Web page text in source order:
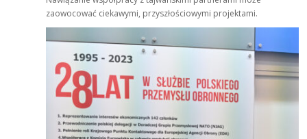
zaowocować ciekawymi, przyszłościowymi projektami.